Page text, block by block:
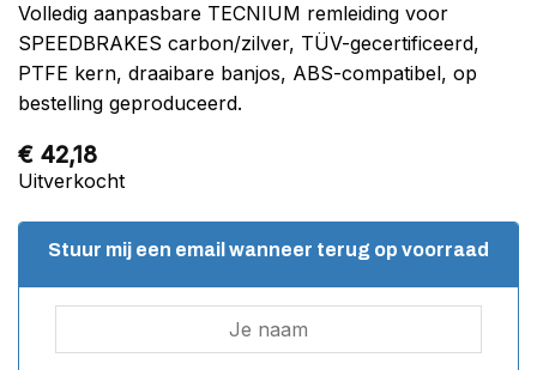
Volledig aanpasbare TECNIUM remleiding voor
SPEEDBRAKES carbon/zilver, TÜV-gecertificeerd,
PTFE kern, draaibare banjos, ABS-compatibel, op
bestelling geproduceerd.
€ 42,18
Uitverkocht
Stuur mij een email wanneer terug op voorraad